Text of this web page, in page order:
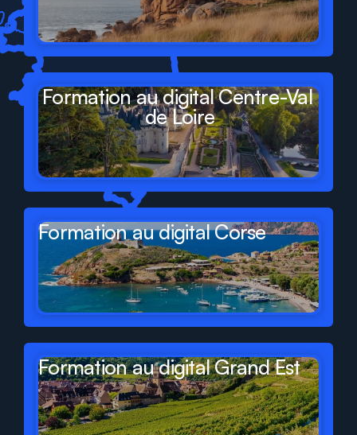
Formation au digital Centre-Val
de Loire
Formation au digital Corse
Formation au digital Grand Est